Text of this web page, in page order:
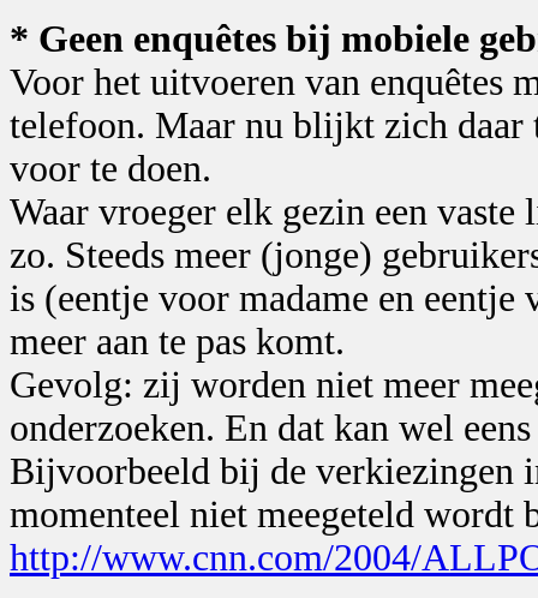
* Geen enquêtes bij mobiele
Voor het uitvoeren van enquêtes
telefoon. Maar nu blijkt zich daar
voor te doen.
Waar vroeger elk gezin een
zo. Steeds meer (jonge)
is (eentje voor madame en
meer aan te pas komt.
Gevolg: zij worden niet meer
onderzoeken. En dat kan wel
Bijvoorbeeld bij de verkiezingen
momenteel niet meegeteld wordt
http://www.cnn.com/2004/